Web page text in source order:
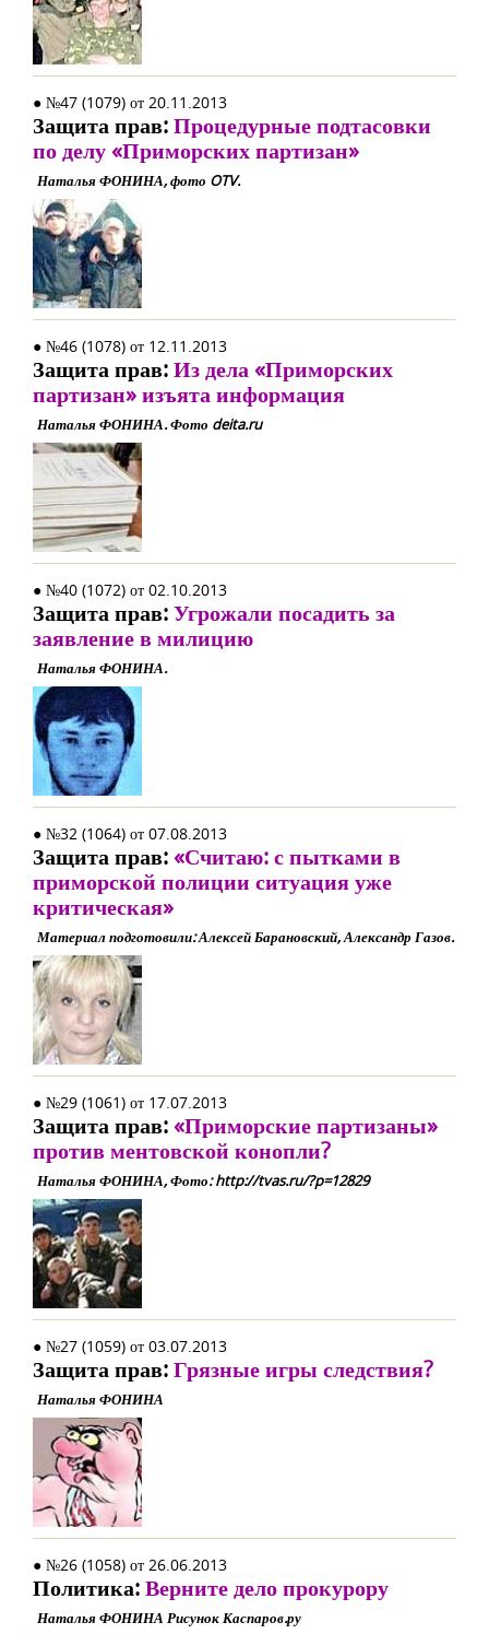
● №47 (1079) от 20.11.2013
Защита прав:Процедурные подтасовки
по делу «Приморских партизан»
Наталья ФОНИНА, фото OTV.
● №46 (1078) от 12.11.2013
Защита прав:Из дела «Приморских
партизан» изъята информация
Наталья ФОНИНА. Фото deita.ru
● №40 (1072) от 02.10.2013
Защита прав:Угрожали посадить за
заявление в милицию
Наталья ФОНИНА.
● №32 (1064) от 07.08.2013
Защита прав:«Считаю: с пытками в
приморской полиции ситуация уже
критическая»
Материал подготовили: Алексей Барановский, Александр Газов.
● №29 (1061) от 17.07.2013
Защита прав:«Приморские партизаны»
против ментовской конопли?
Наталья ФОНИНА, Фото: http://tvas.ru/?p=12829
● №27 (1059) от 03.07.2013
Защита прав:Грязные игры следствия?
Наталья ФОНИНА
● №26 (1058) от 26.06.2013
Политика:Верните дело прокурору
Наталья ФОНИНА Рисунок Каспаров.ру